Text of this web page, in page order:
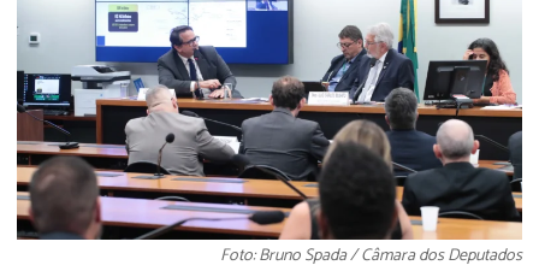
Foto: Bruno Spada / Câmara dos Deputados